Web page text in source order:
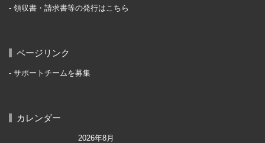
領収書・請求書等の発行はこちら
ページリンク
サポートチームを募集
カレンダー
2026年8月